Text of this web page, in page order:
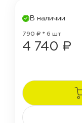
В наличии
790 ₽ * 6 шт
4 740 ₽